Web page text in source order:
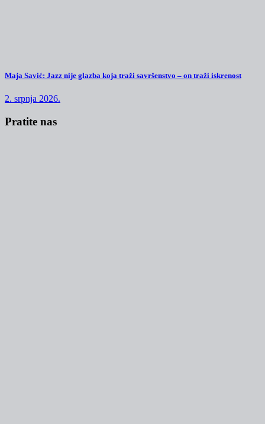
Maja Savić: Jazz nije glazba koja traži savršenstvo – on traži iskrenost
2. srpnja 2026.
Pratite nas